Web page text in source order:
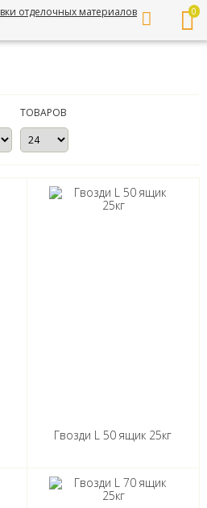
0
ТОВАРОВ
Гвозди L 50 ящик 25кг